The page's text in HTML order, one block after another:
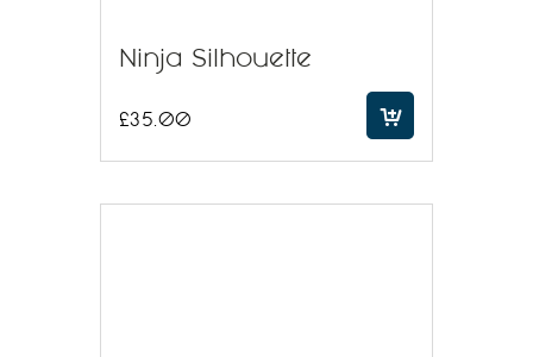
Ninja Silhouette
£35.00